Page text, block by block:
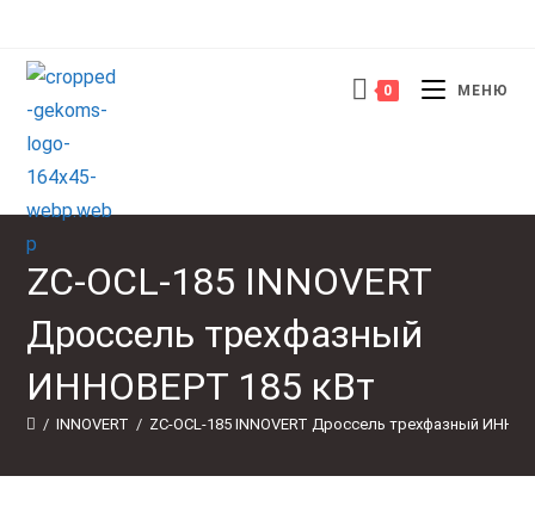
содержимому
0 МЕНЮ
ZC-OCL-185 INNOVERT
Дроссель трехфазный
ИННОВЕРТ 185 кВт
/ INNOVERT / ZC-OCL-185 INNOVERT Дроссель трехфазный